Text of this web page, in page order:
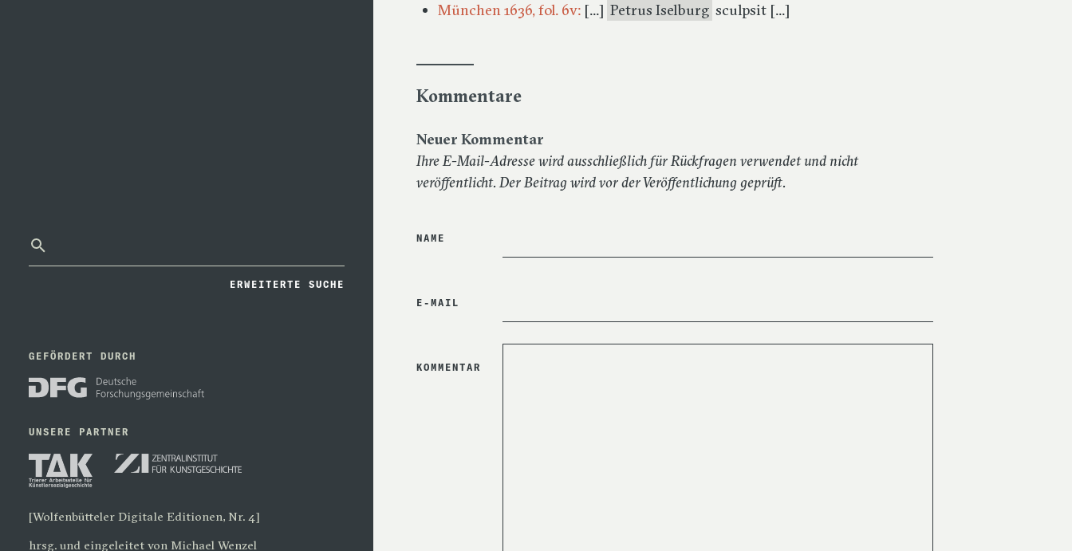
ERWEITERTE SUCHE
GEFÖRDERT DURCH
UNSERE PARTNER
[Wolfenbütteler Digitale Editionen, Nr. 4]
hrsg. und eingeleitet von Michael Wenzel
München 1636, fol. 6v: [...] Petrus Iselburg sculpsit [...]
Kommentare
Neuer Kommentar
Ihre E-Mail-Adresse wird ausschließlich für Rückfragen verwendet und nicht
veröffentlicht. Der Beitrag wird vor der Veröffentlichung geprüft.
NAME
E-MAIL
HIER NICHTS
KOMMENTAR